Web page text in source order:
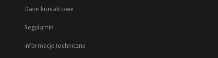
Dane kontaktowe
Regulamin
Informacje techniczne